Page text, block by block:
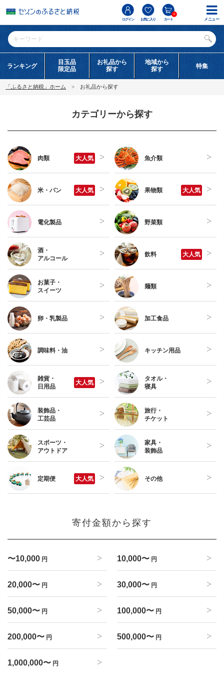
ログイン お気に入り カート
0
ランキング
目玉品
限定品
お礼品から
探す
地域から
探す
特集
「ふるさと納税」ホーム お礼品から探す
カテゴリーから探す
肉類 大人気 魚介類
米・パン 大人気 果物類 大人気
電化製品 野菜類
酒・
アルコール
飲料 大人気
お菓子・
スイーツ
麺類
卵・乳製品 加工食品
調味料・油 キッチン用品
雑貨・
日用品
大人気
タオル・
寝具
装飾品・
工芸品
旅行・
チケット
スポーツ・
アウトドア
家具・
装飾品
定期便 大人気 その他
寄付金額から探す
〜10,000 円 10,000〜 円
20,000〜 円 30,000〜 円
50,000〜 円 100,000〜 円
200,000〜 円 500,000〜 円
1,000,000〜 円
メニュー